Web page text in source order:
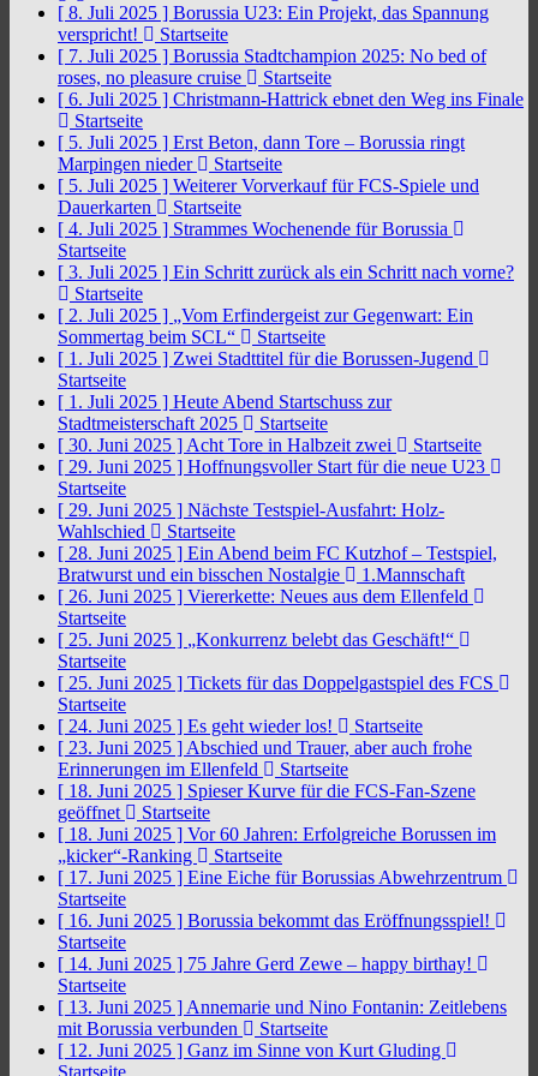
[ 8. Juli 2025 ] Borussia U23: Ein Projekt, das Spannung
verspricht!
Startseite
[ 7. Juli 2025 ] Borussia Stadtchampion 2025: No bed of
roses, no pleasure cruise
Startseite
[ 6. Juli 2025 ] Christmann-Hattrick ebnet den Weg ins Finale
Startseite
[ 5. Juli 2025 ] Erst Beton, dann Tore – Borussia ringt
Marpingen nieder
Startseite
[ 5. Juli 2025 ] Weiterer Vorverkauf für FCS-Spiele und
Dauerkarten
Startseite
[ 4. Juli 2025 ] Strammes Wochenende für Borussia
Startseite
[ 3. Juli 2025 ] Ein Schritt zurück als ein Schritt nach vorne?
Startseite
[ 2. Juli 2025 ] „Vom Erfindergeist zur Gegenwart: Ein
Sommertag beim SCL“
Startseite
[ 1. Juli 2025 ] Zwei Stadttitel für die Borussen-Jugend
Startseite
[ 1. Juli 2025 ] Heute Abend Startschuss zur
Stadtmeisterschaft 2025
Startseite
[ 30. Juni 2025 ] Acht Tore in Halbzeit zwei
Startseite
[ 29. Juni 2025 ] Hoffnungsvoller Start für die neue U23
Startseite
[ 29. Juni 2025 ] Nächste Testspiel-Ausfahrt: Holz-
Wahlschied
Startseite
[ 28. Juni 2025 ] Ein Abend beim FC Kutzhof – Testspiel,
Bratwurst und ein bisschen Nostalgie
1.Mannschaft
[ 26. Juni 2025 ] Viererkette: Neues aus dem Ellenfeld
Startseite
[ 25. Juni 2025 ] „Konkurrenz belebt das Geschäft!“
Startseite
[ 25. Juni 2025 ] Tickets für das Doppelgastspiel des FCS
Startseite
[ 24. Juni 2025 ] Es geht wieder los!
Startseite
[ 23. Juni 2025 ] Abschied und Trauer, aber auch frohe
Erinnerungen im Ellenfeld
Startseite
[ 18. Juni 2025 ] Spieser Kurve für die FCS-Fan-Szene
geöffnet
Startseite
[ 18. Juni 2025 ] Vor 60 Jahren: Erfolgreiche Borussen im
„kicker“-Ranking
Startseite
[ 17. Juni 2025 ] Eine Eiche für Borussias Abwehrzentrum
Startseite
[ 16. Juni 2025 ] Borussia bekommt das Eröffnungsspiel!
Startseite
[ 14. Juni 2025 ] 75 Jahre Gerd Zewe – happy birthay!
Startseite
[ 13. Juni 2025 ] Annemarie und Nino Fontanin: Zeitlebens
mit Borussia verbunden
Startseite
[ 12. Juni 2025 ] Ganz im Sinne von Kurt Gluding
Startseite